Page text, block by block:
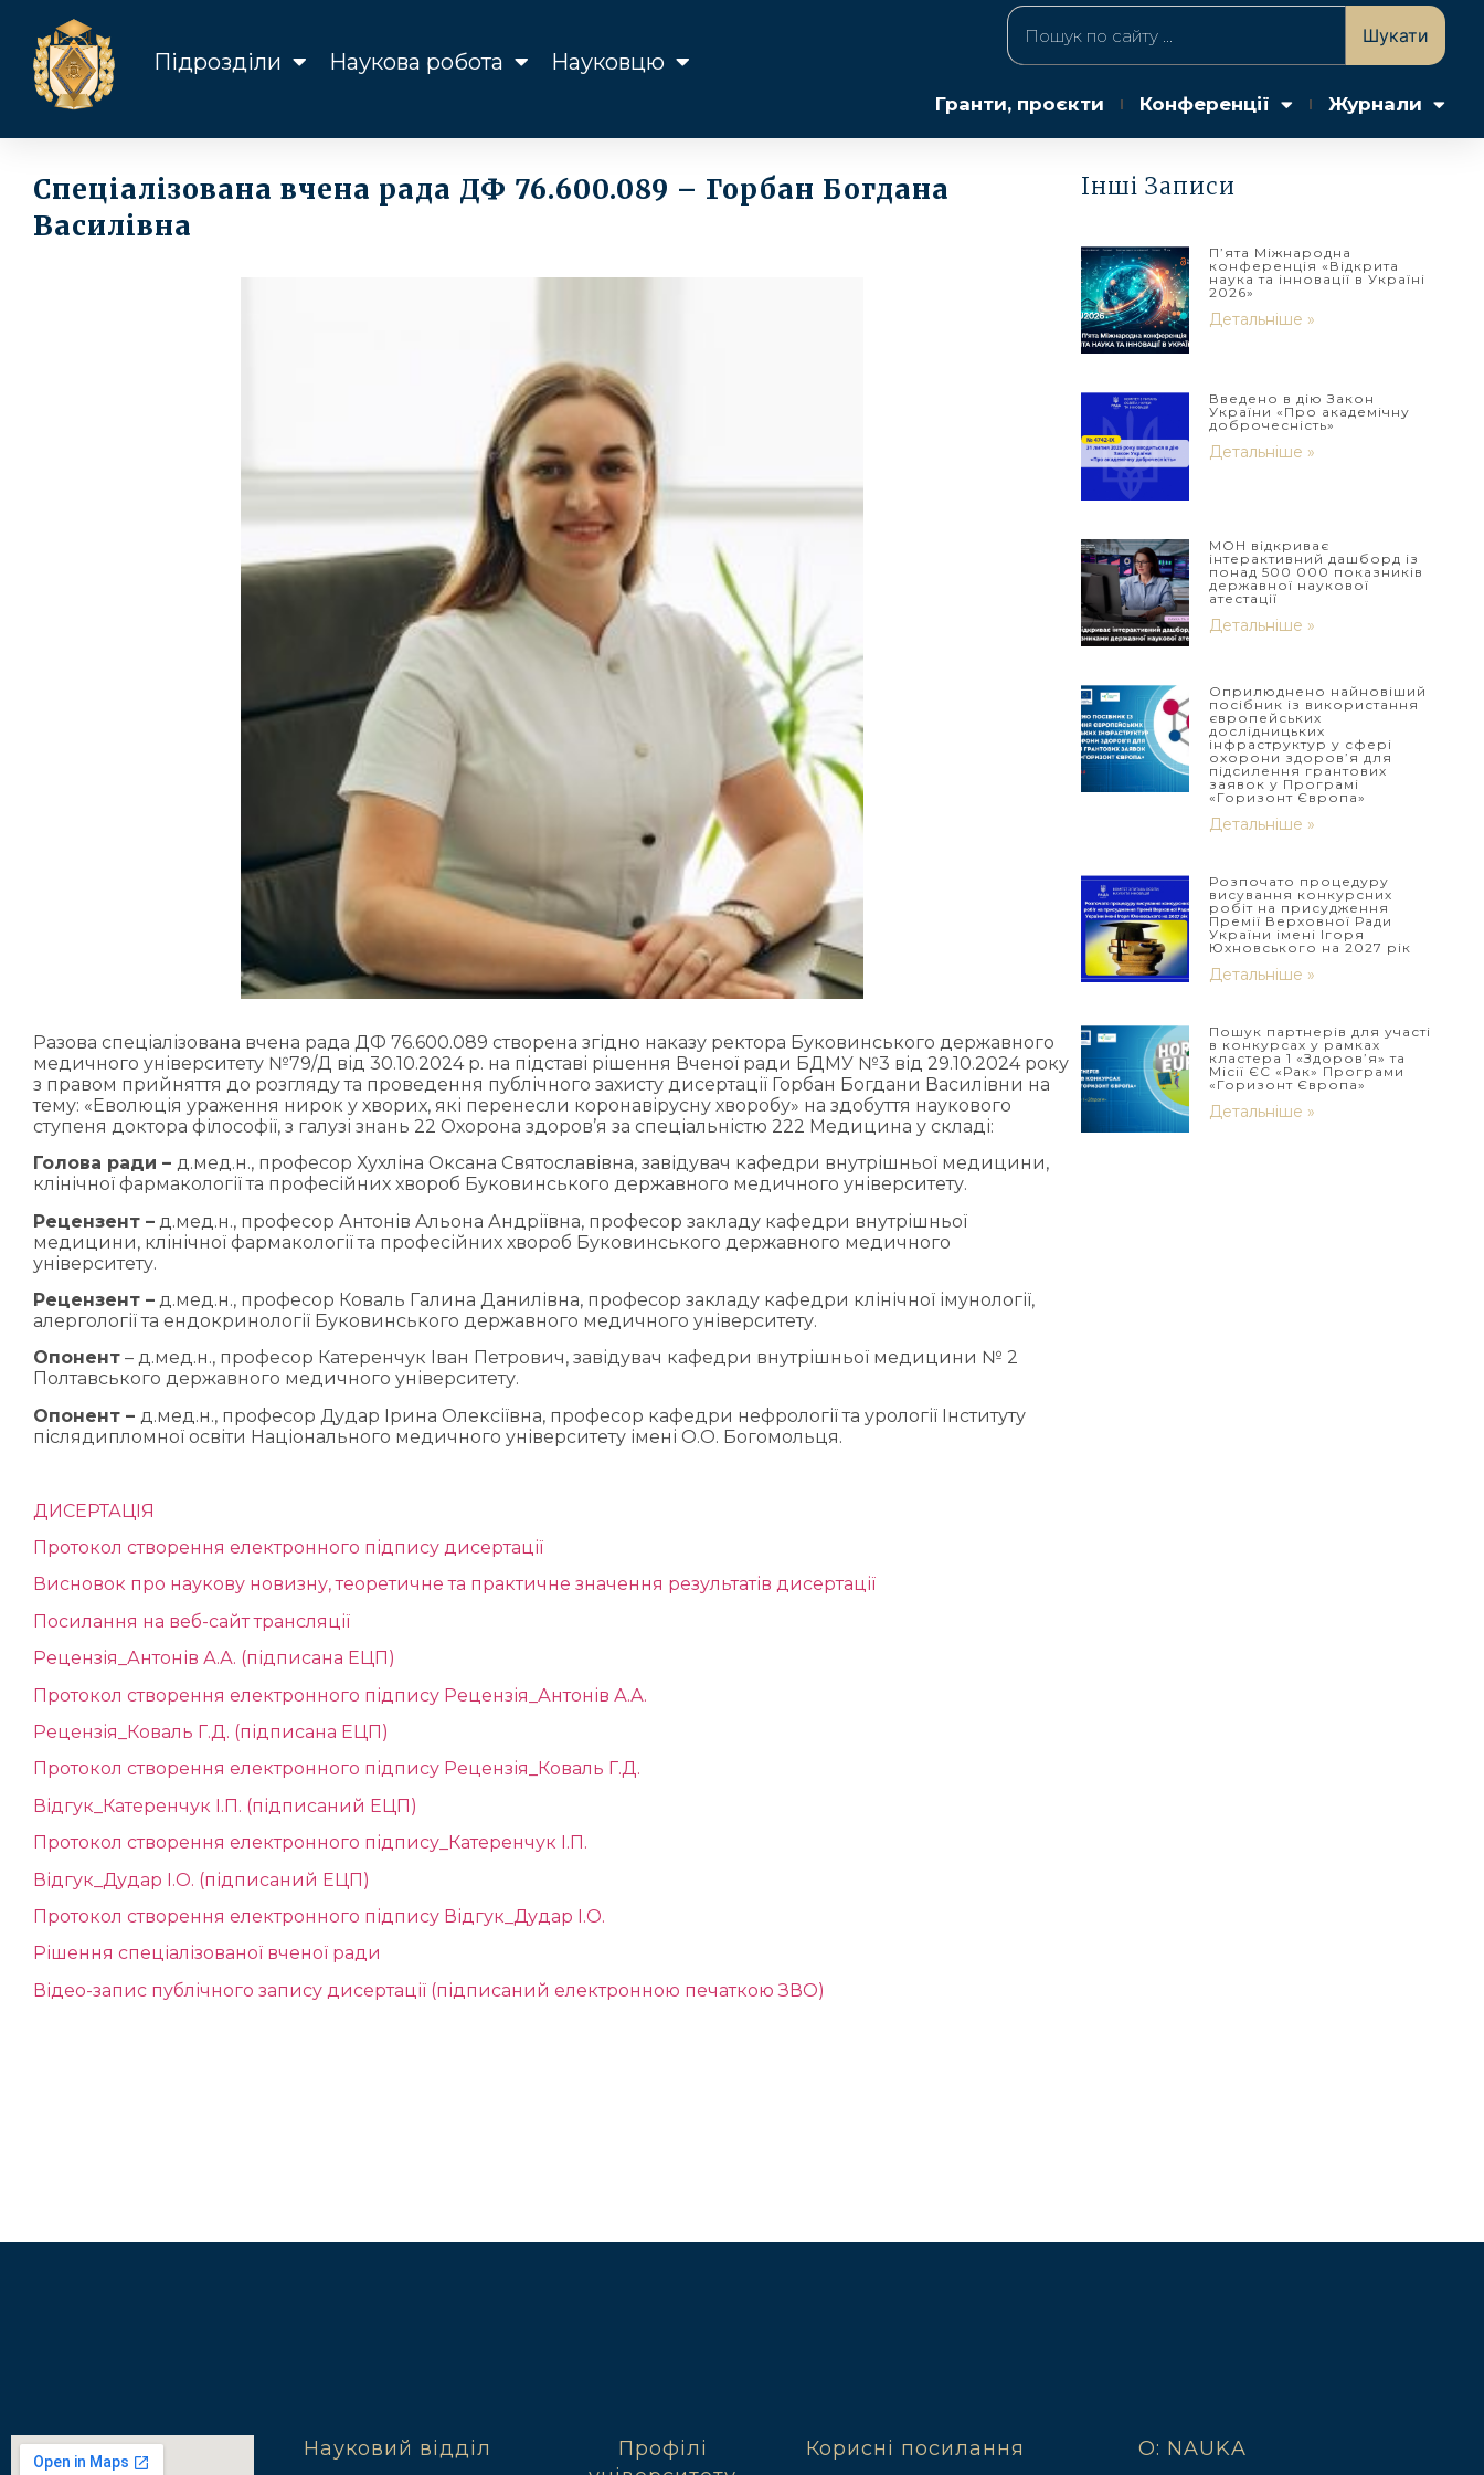
Підрозділи Наукова робота Науковцю
Шукати
Гранти, проєкти Конференції Журнали
Спеціалізована вчена рада ДФ 76.600.089 – Горбан Богдана
Василівна
Разова спеціалізована вчена рада ДФ 76.600.089 створена згідно наказу ректора Буковинського державного
медичного університету №79/Д від 30.10.2024 р. на підставі рішення Вченої ради БДМУ №3 від 29.10.2024 року
з правом прийняття до розгляду та проведення публічного захисту дисертації Горбан Богдани Василівни на
тему: «Еволюція ураження нирок у хворих, які перенесли коронавірусну хворобу» на здобуття наукового
ступеня доктора філософії, з галузі знань 22 Охорона здоров’я за спеціальністю 222 Медицина у складі:
Голова ради – д.мед.н., професор Хухліна Оксана Святославівна, завідувач кафедри внутрішньої медицини,
клінічної фармакології та професійних хвороб Буковинського державного медичного університету.
Рецензент – д.мед.н., професор Антонів Альона Андріївна, професор закладу кафедри внутрішньої
медицини, клінічної фармакології та професійних хвороб Буковинського державного медичного
університету.
Рецензент – д.мед.н., професор Коваль Галина Данилівна, професор закладу кафедри клінічної імунології,
алергології та ендокринології Буковинського державного медичного університету.
Опонент – д.мед.н., професор Катеренчук Іван Петрович, завідувач кафедри внутрішньої медицини № 2
Полтавського державного медичного університету.
Опонент – д.мед.н., професор Дудар Ірина Олексіївна, професор кафедри нефрології та урології Інституту
післядипломної освіти Національного медичного університету імені О.О. Богомольця.
ДИСЕРТАЦІЯ
Протокол створення електронного підпису дисертації
Висновок про наукову новизну, теоретичне та практичне значення результатів дисертації
Посилання на веб-сайт трансляції
Рецензія_Антонів А.А. (підписана ЕЦП)
Протокол створення електронного підпису Рецензія_Антонів А.А.
Рецензія_Коваль Г.Д. (підписана ЕЦП)
Протокол створення електронного підпису Рецензія_Коваль Г.Д.
Відгук_Катеренчук І.П. (підписаний ЕЦП)
Протокол створення електронного підпису_Катеренчук І.П.
Відгук_Дудар І.О. (підписаний ЕЦП)
Протокол створення електронного підпису Відгук_Дудар І.О.
Рішення спеціалізованої вченої ради
Відео-запис публічного запису дисертації (підписаний електронною печаткою ЗВО)
Інші Записи
П’ята Міжнародна
конференція «Відкрита
наука та інновації в Україні
2026»
Детальніше »
Введено в дію Закон
України «Про академічну
доброчесність»
Детальніше »
МОН відкриває
інтерактивний дашборд із
понад 500 000 показників
державної наукової
атестації
Детальніше »
Оприлюднено найновіший
посібник із використання
європейських
дослідницьких
інфраструктур у сфері
охорони здоров’я для
підсилення грантових
заявок у Програмі
«Горизонт Європа»
Детальніше »
Розпочато процедуру
висування конкурсних
робіт на присудження
Премії Верховної Ради
України імені Ігоря
Юхновського на 2027 рік
Детальніше »
Пошук партнерів для участі
в конкурсах у рамках
кластера 1 «Здоров’я» та
Місії ЄС «Рак» Програми
«Горизонт Європа»
Детальніше »
Науковий відділ
Профілі
Корисні посилання O: NAUKA